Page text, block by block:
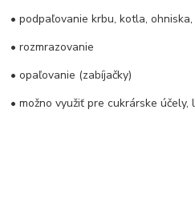
• podpaľovanie krbu, kotla,
• rozmrazovanie
• opaľovanie (zabíjačky)
• možno využiť pre cukrárske